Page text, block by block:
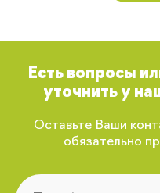
Есть вопросы
уточнить у
Оставьте Ваши
обязательно